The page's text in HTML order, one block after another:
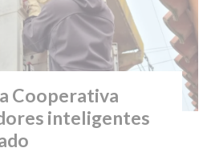
Cooperativa
inteligentes